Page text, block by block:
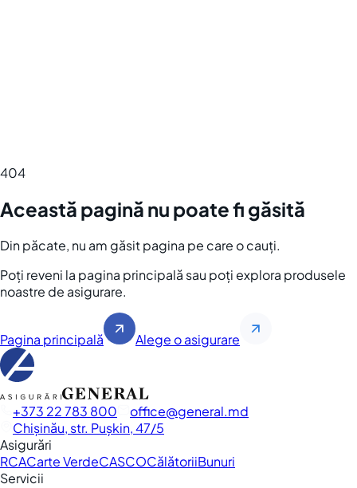
404
Această pagină nu poate fi găsită
Din păcate, nu am găsit pagina pe care o cauți.
Poți reveni la pagina principală sau poți explora produsele
noastre de asigurare.
Pagina principală Alege o asigurare
+373 22 783 800 office
general.md
Chișinău, str. Pușkin, 47/5
Asigurări
RCACarte VerdeCASCOCălătoriiBunuri
Servicii